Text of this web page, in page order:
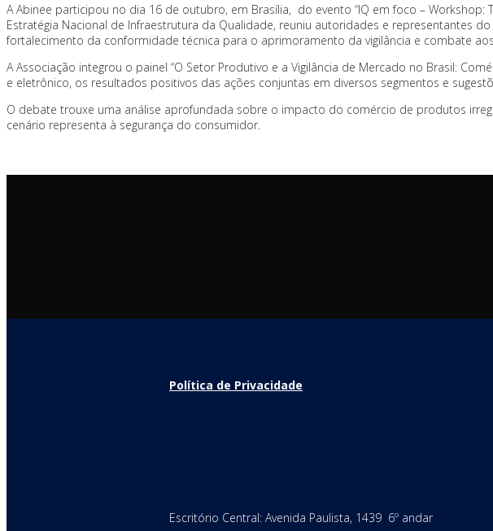
A Abinee participou no dia 16 de outubro, em Brasília, do evento “IQ em foco –
Estratégia Nacional de Infraestrutura da Qualidade, reuniu autoridades e representantes
fortalecimento da conformidade técnica para o aprimoramento da vigilância e combate
A Associação integrou o painel “O Setor Produtivo e a Vigilância de Mercado no Brasil:
e eletrônico, os resultados positivos das ações conjuntas em diversos segmentos e
O debate trouxe uma análise aprofundada sobre o impacto do comércio de produtos
cenário representa à segurança do consumidor.
Política de Privacidade
Escritório Central: Avenida Paulista, 1439 6º andar